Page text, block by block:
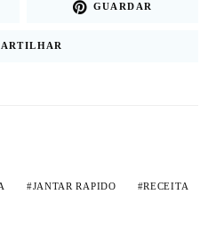
GUARDAR
JANTAR RAPIDO
RECEITA